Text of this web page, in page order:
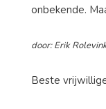
onbekende.
door: Erik
Beste